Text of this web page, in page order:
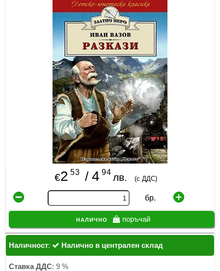
ИЗКУСТВА
СПОРТ
МЕБЕЛИ И ОБОРУДВАНЕ
КАНЦЕЛАРСКИ МАТЕРИАЛИ
КНИГИ И УЧЕБНИЦИ
БДП
НОВИ
ПРОМОЦИИ
ИНСТРУМЕНТИ
€2 53 /4 94 лв. (с ДДС)
бр.
налично поръчай
Наличност: Налично в централен склад
Ставка ДДС: 9 %